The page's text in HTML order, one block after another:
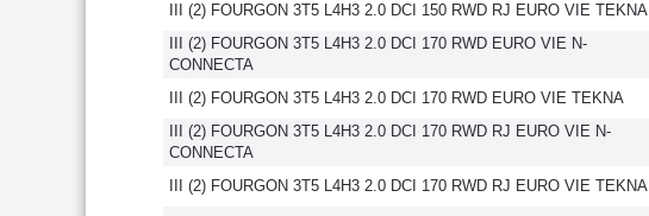
III (2) FOURGON 3T5 L4H3 2.0 DCI 150 RWD RJ EURO VIE TEKNA
III (2) FOURGON 3T5 L4H3 2.0 DCI 170 RWD EURO VIE N-
CONNECTA
III (2) FOURGON 3T5 L4H3 2.0 DCI 170 RWD EURO VIE TEKNA
III (2) FOURGON 3T5 L4H3 2.0 DCI 170 RWD RJ EURO VIE N-
CONNECTA
III (2) FOURGON 3T5 L4H3 2.0 DCI 170 RWD RJ EURO VIE TEKNA